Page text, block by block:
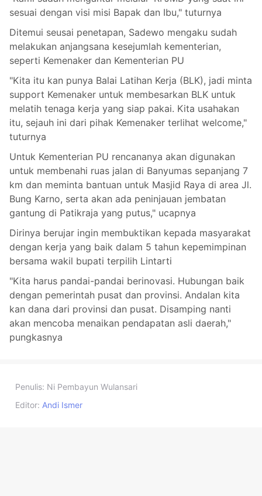
sesuai dengan visi misi Bapak dan Ibu," tuturnya
Ditemui seusai penetapan, Sadewo mengaku sudah
melakukan anjangsana kesejumlah kementerian,
seperti Kemenaker dan Kementerian PU
"Kita itu kan punya Balai Latihan Kerja (BLK), jadi minta
support Kemenaker untuk membesarkan BLK untuk
melatih tenaga kerja yang siap pakai. Kita usahakan
itu, sejauh ini dari pihak Kemenaker terlihat welcome,"
tuturnya
Untuk Kementerian PU rencananya akan digunakan
untuk membenahi ruas jalan di Banyumas sepanjang 7
km dan meminta bantuan untuk Masjid Raya di area Jl.
Bung Karno, serta akan ada peninjauan jembatan
gantung di Patikraja yang putus," ucapnya
Dirinya berujar ingin membuktikan kepada masyarakat
dengan kerja yang baik dalam 5 tahun kepemimpinan
bersama wakil bupati terpilih Lintarti
"Kita harus pandai-pandai berinovasi. Hubungan baik
dengan pemerintah pusat dan provinsi. Andalan kita
kan dana dari provinsi dan pusat. Disamping nanti
akan mencoba menaikan pendapatan asli daerah,"
pungkasnya
Penulis: Ni Pembayun Wulansari
Editor: Andi Ismer